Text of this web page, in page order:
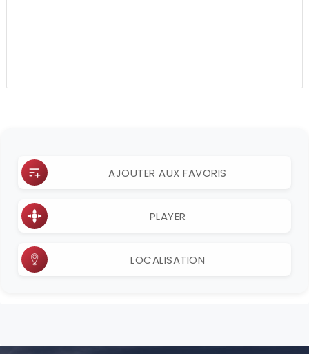
AJOUTER AUX FAVORIS
PLAYER
LOCALISATION